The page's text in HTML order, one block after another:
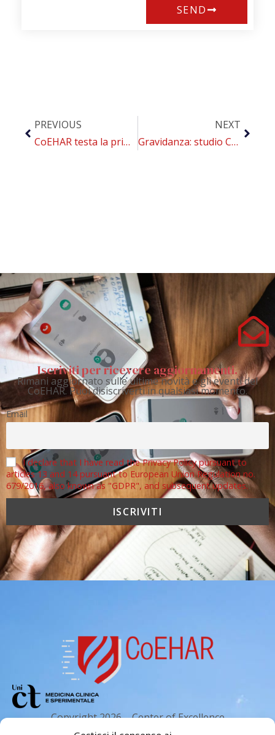
SEND
PREVIOUS
CoEHAR testa la prima app al mondo per le abitudini alimentari dei fumatori che vogliono smettere
NEXT
Gravidanza: studio CoEHAR dimostra la scarsa conoscenza dei metodi per smettere
Iscriviti per ricevere aggiornamenti.
Rimani aggiornato sulle ultime novità e gli eventi del
CoEHAR. Puoi disiscriverti in qualsiasi momento.
Email
I declare that I have read the Privacy Policy pursuant to
articles 13 and 14 pursuant to European Union Regulation no.
679/2016, also known as "GDPR", and subsequent updates.
Copyright 2026 – Center of Excellence